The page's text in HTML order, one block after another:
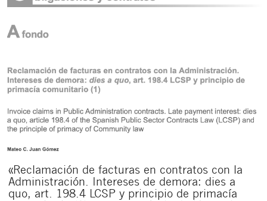
«Reclamación de facturas en contratos con la
Administración. Intereses de demora: dies a
quo, art. 198.4 LCSP y principio de primacía